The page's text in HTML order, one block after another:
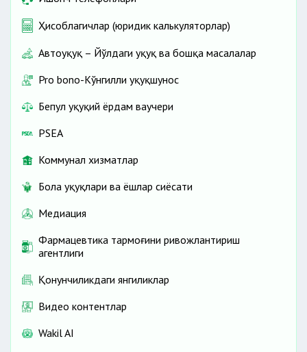
Ҳисоблагичлар (юридик калькуляторлар)
Автоҳуқуқ – Йўлдаги ҳуқуқ ва бошқа масалалар
Pro bono-Кўнгилли ҳуқуқшунос
Бепул ҳуқуқий ёрдам ваучери
PSEA
Коммунал хизматлар
Бола ҳуқуқлари ва ёшлар сиёсати
Медиация
Фармацевтика тармоғини ривожлантириш
агентлиги
Қонунчиликдаги янгиликлар
Видео контентлар
Wakil AI